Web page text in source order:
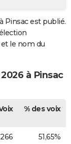
Pinsac est publié.
le nom du
à Pinsac
% des voix
266 51,65%